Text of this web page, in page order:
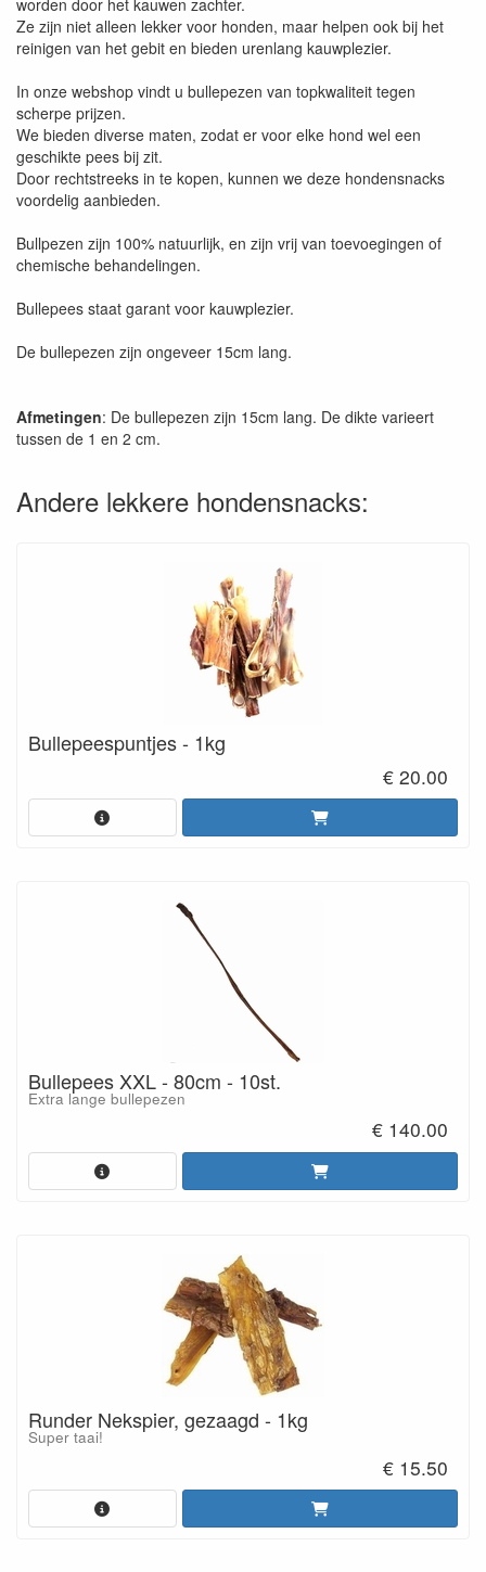
Ze zijn niet alleen lekker voor honden, maar helpen ook bij het
reinigen van het gebit en bieden urenlang kauwplezier.
In onze webshop vindt u bullepezen van topkwaliteit tegen
scherpe prijzen.
We bieden diverse maten, zodat er voor elke hond wel een
geschikte pees bij zit.
Door rechtstreeks in te kopen, kunnen we deze hondensnacks
voordelig aanbieden.
Bullpezen zijn 100% natuurlijk, en zijn vrij van toevoegingen of
chemische behandelingen.
Bullepees staat garant voor kauwplezier.
De bullepezen zijn ongeveer 15cm lang.
Afmetingen: De bullepezen zijn 15cm lang. De dikte varieert
tussen de 1 en 2 cm.
Andere lekkere hondensnacks:
Bullepeespuntjes - 1kg
€ 20.00
Bullepees XXL - 80cm - 10st.
Extra lange bullepezen
€ 140.00
Runder Nekspier, gezaagd - 1kg
Super taai!
€ 15.50